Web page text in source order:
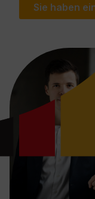
Sie haben